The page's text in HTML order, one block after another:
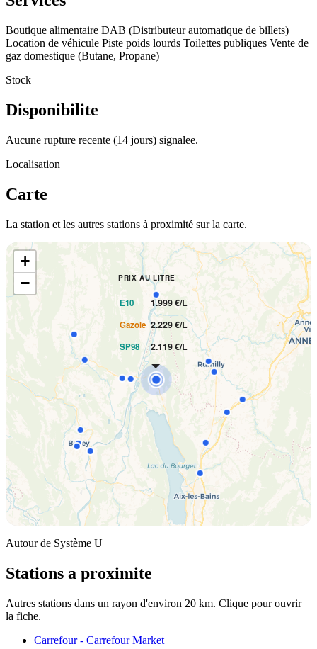
Boutique alimentaire DAB (Distributeur automatique de billets)
Location de véhicule Piste poids lourds Toilettes publiques Vente de
gaz domestique (Butane, Propane)
Stock
Disponibilite
Aucune rupture recente (14 jours) signalee.
Localisation
Carte
La station et les autres stations à proximité sur la carte.
PRIX AU LITRE
E10 1.999 €/L
Gazole 2.229 €/L
SP98 2.119 €/L
+
−
Autour de Système U
Stations a proximite
Autres stations dans un rayon d'environ 20 km. Clique pour ouvrir
la fiche.
Carrefour - Carrefour Market